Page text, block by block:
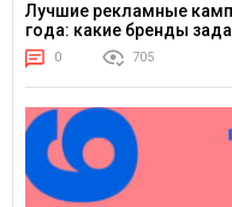
Лучшие рекламные
года: какие бренды
0 705